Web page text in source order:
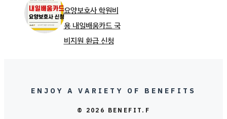
요양보호사 학원비
용 내일배움카드 국
비지원 환급 신청
ENJOY A VARIETY OF BENEFITS
© 2026 BENEFIT.F